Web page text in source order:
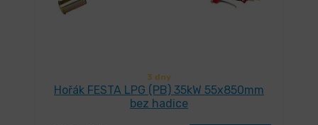
3 dny
Hořák FESTA LPG (PB) 35kW 55x850mm
bez hadice